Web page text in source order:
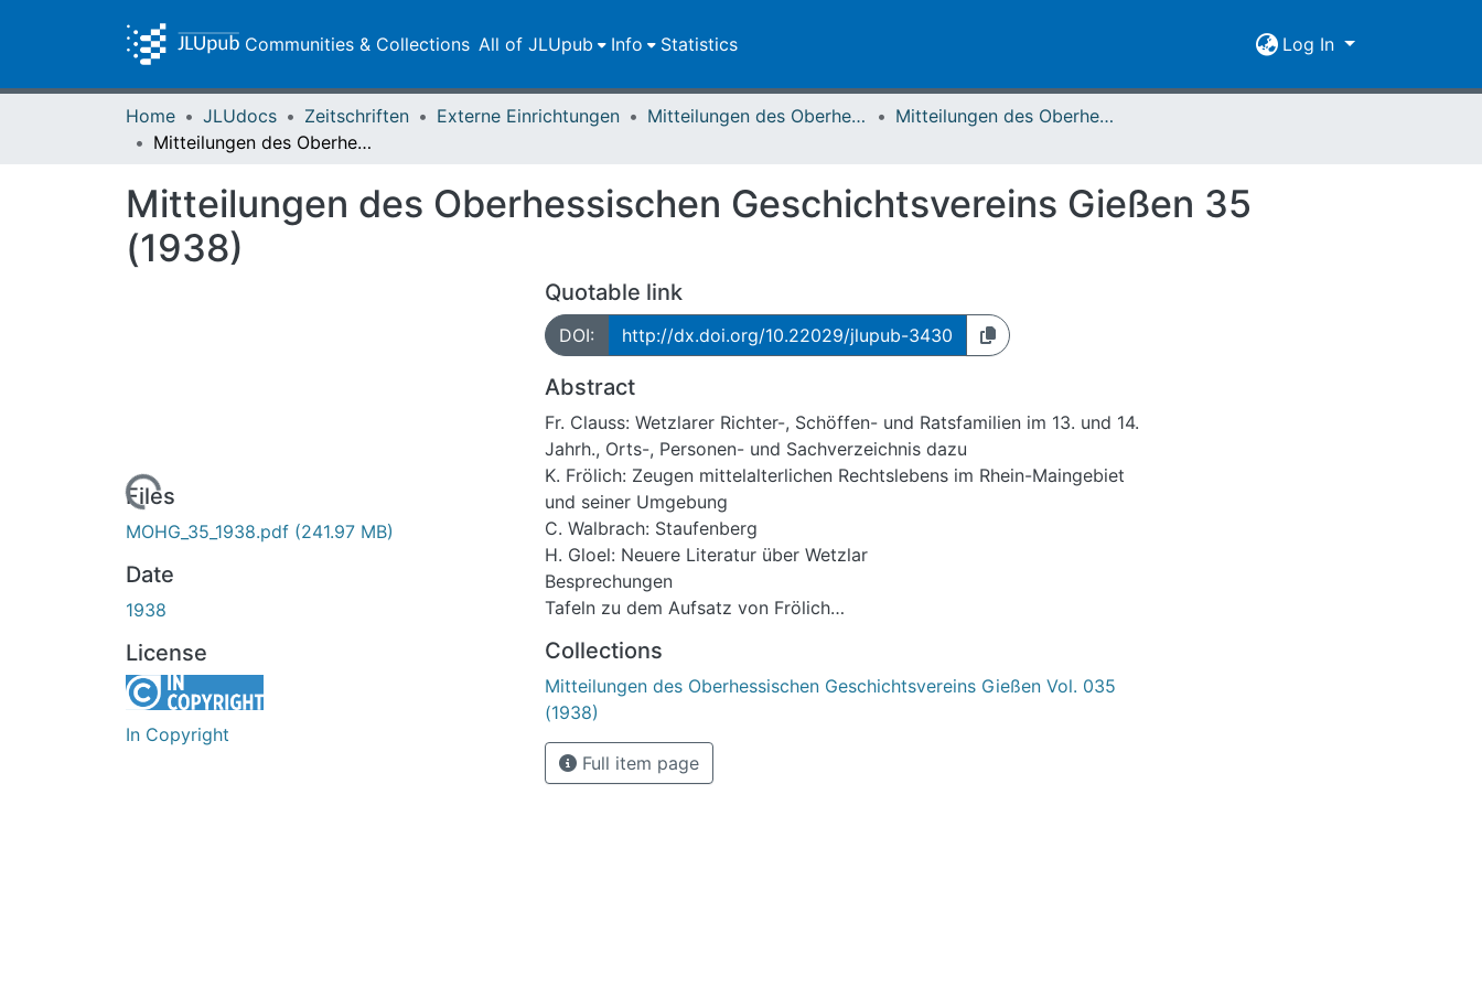
Communities & Collections All of JLUpub Info Statistics Log In
Home JLUdocs Zeitschriften Externe Einrichtungen Mitteilungen des Oberhessischen Geschichtsvereins Gießen
Mitteilungen des Oberhessischen Geschichtsvereins Gießen Vol. 035 (1938)
Mitteilungen des Oberhessischen Geschichtsvereins Gießen 35 (1938)
Mitteilungen des Oberhessischen Geschichtsvereins Gießen 35
(1938)
Loading...
Files
MOHG_35_1938.pdf (241.97 MB)
Date
1938
License
In Copyright
Quotable link
DOI: http://dx.doi.org/10.22029/jlupub-3430
Abstract
Fr. Clauss: Wetzlarer Richter-, Schöffen- und Ratsfamilien im 13. und 14.
Jahrh., Orts-, Personen- und Sachverzeichnis dazu
K. Frölich: Zeugen mittelalterlichen Rechtslebens im Rhein-Maingebiet
und seiner Umgebung
C. Walbrach: Staufenberg
H. Gloel: Neuere Literatur über Wetzlar
Besprechungen
Tafeln zu dem Aufsatz von Frölich
Anhang zu dem Aufsatz von Clauss: Listen der Ratsherren usw.,
Stammtafeln
Collections
Mitteilungen des Oberhessischen Geschichtsvereins Gießen Vol. 035
(1938)
Full item page